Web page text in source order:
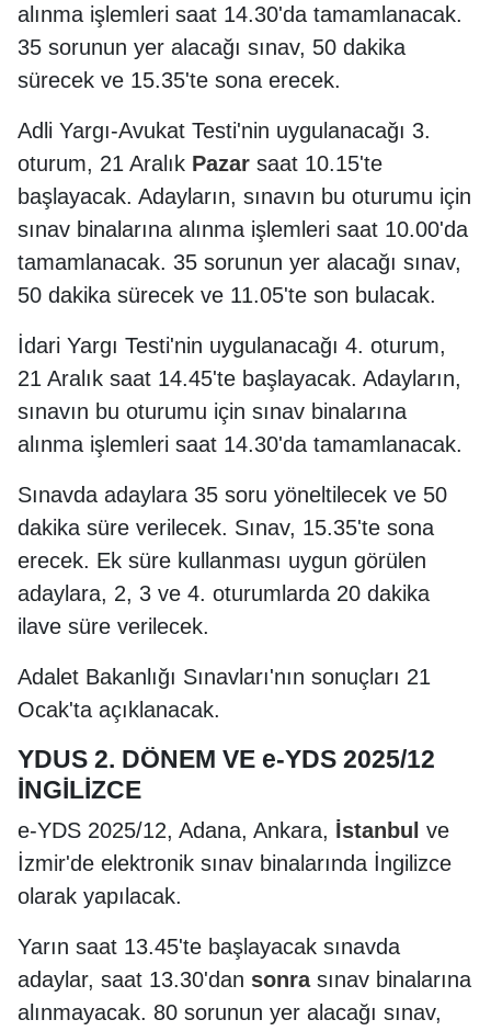
alınma işlemleri saat 14.30'da tamamlanacak.
35 sorunun yer alacağı sınav, 50 dakika
sürecek ve 15.35'te sona erecek.
Adli Yargı-Avukat Testi'nin uygulanacağı 3.
oturum, 21 Aralık Pazar saat 10.15'te
başlayacak. Adayların, sınavın bu oturumu için
sınav binalarına alınma işlemleri saat 10.00'da
tamamlanacak. 35 sorunun yer alacağı sınav,
50 dakika sürecek ve 11.05'te son bulacak.
İdari Yargı Testi'nin uygulanacağı 4. oturum,
21 Aralık saat 14.45'te başlayacak. Adayların,
sınavın bu oturumu için sınav binalarına
alınma işlemleri saat 14.30'da tamamlanacak.
Sınavda adaylara 35 soru yöneltilecek ve 50
dakika süre verilecek. Sınav, 15.35'te sona
erecek. Ek süre kullanması uygun görülen
adaylara, 2, 3 ve 4. oturumlarda 20 dakika
ilave süre verilecek.
Adalet Bakanlığı Sınavları'nın sonuçları 21
Ocak'ta açıklanacak.
YDUS 2. DÖNEM VE e-YDS 2025/12
İNGİLİZCE
e-YDS 2025/12, Adana, Ankara, İstanbul ve
İzmir'de elektronik sınav binalarında İngilizce
olarak yapılacak.
Yarın saat 13.45'te başlayacak sınavda
adaylar, saat 13.30'dan sonrasınav binalarına
alınmayacak. 80 sorunun yer alacağı sınav,